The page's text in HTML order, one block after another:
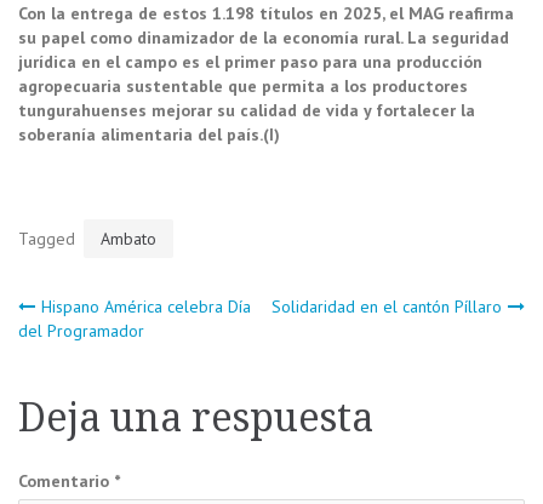
Con la entrega de estos 1.198 títulos en 2025, el MAG reafirma
su papel como dinamizador de la economía rural. La seguridad
jurídica en el campo es el primer paso para una producción
agropecuaria sustentable que permita a los productores
tungurahuenses mejorar su calidad de vida y fortalecer la
soberanía alimentaria del país.(I)
Tagged Ambato
Navegación
entradas
Hispano América celebra Día
del Programador
Solidaridad en el cantón Píllaro
Deja una respuesta
Comentario *